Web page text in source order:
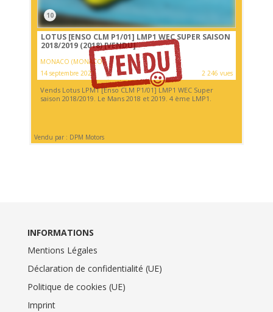
10
LOTUS [ENSO CLM P1/01] LMP1 WEC SUPER SAISON
2018/2019 (2018)[VENDU]
MONACO (MONACO)
14 septembre 2021
2 246 vues
Vends Lotus LPM1 [Enso CLM P1/01] LMP1 WEC Super
saison 2018/2019. Le Mans 2018 et 2019. 4 ème LMP1.
Vendu par : DPM Motors
INFORMATIONS
Mentions Légales
Déclaration de confidentialité (UE)
Politique de cookies (UE)
Imprint